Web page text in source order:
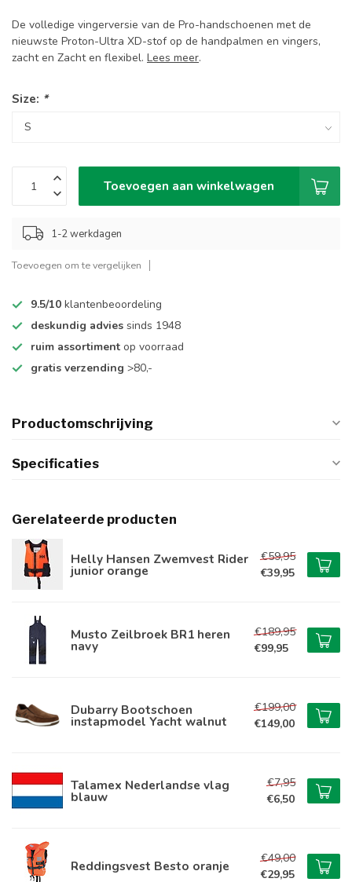
De volledige vingerversie van de Pro-handschoenen met de
nieuwste Proton-Ultra XD-stof op de handpalmen en vingers,
zacht en Zacht en flexibel. Lees meer.
Size: *
Toevoegen aan winkelwagen
1-2 werkdagen
Toevoegen om te vergelijken
9.5/10 klantenbeoordeling
deskundig advies sinds 1948
ruim assortiment op voorraad
gratis verzending >80,-
Productomschrijving
Specificaties
Gerelateerde producten
Helly Hansen Zwemvest Rider
junior orange
€59,95
€39,95
Musto Zeilbroek BR1 heren
navy
€189,95
€99,95
Dubarry Bootschoen
instapmodel Yacht walnut
€199,00
€149,00
Talamex Nederlandse vlag
blauw
€7,95
€6,50
Reddingsvest Besto oranje
€49,00
€29,95